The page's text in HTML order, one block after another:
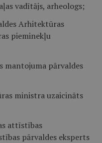
vadītājs, arheologs;
Arhitektūras
pieminekļu
mantojuma pārvaldes
ministra uzaicināts
attīstības
pārvaldes eksperts